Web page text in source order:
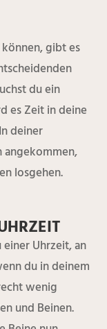
gibt es
du ein
es Zeit in deine
deiner
angekommen,
losgehen.
Uhrzeit, an
du in deinem
wenig
und Beinen.